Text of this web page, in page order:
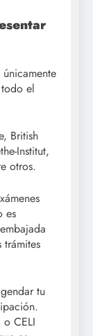
el
British
Institut,
otros.
es
tu
CELI